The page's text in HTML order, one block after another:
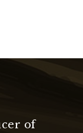
of